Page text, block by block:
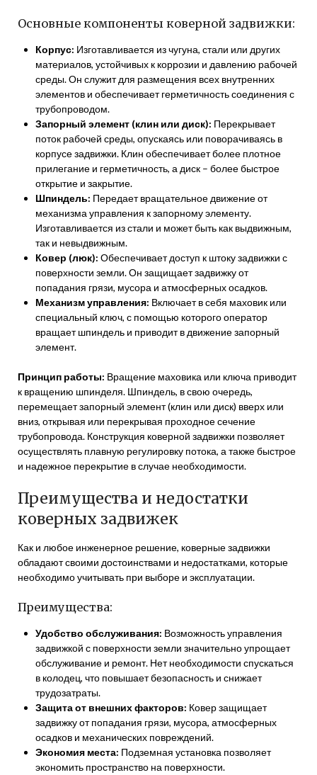
Основные компоненты коверной задвижки:
Корпус: Изготавливается из чугуна, стали или других
материалов, устойчивых к коррозии и давлению рабочей
среды. Он служит для размещения всех внутренних
элементов и обеспечивает герметичность соединения с
трубопроводом.
Запорный элемент (клин или диск): Перекрывает
поток рабочей среды, опускаясь или поворачиваясь в
корпусе задвижки. Клин обеспечивает более плотное
прилегание и герметичность, а диск – более быстрое
открытие и закрытие.
Шпиндель: Передает вращательное движение от
механизма управления к запорному элементу.
Изготавливается из стали и может быть как выдвижным,
так и невыдвижным.
Ковер (люк): Обеспечивает доступ к штоку задвижки с
поверхности земли. Он защищает задвижку от
попадания грязи, мусора и атмосферных осадков.
Механизм управления: Включает в себя маховик или
специальный ключ, с помощью которого оператор
вращает шпиндель и приводит в движение запорный
элемент.
Принцип работы: Вращение маховика или ключа приводит
к вращению шпинделя. Шпиндель, в свою очередь,
перемещает запорный элемент (клин или диск) вверх или
вниз, открывая или перекрывая проходное сечение
трубопровода. Конструкция коверной задвижки позволяет
осуществлять плавную регулировку потока, а также быстрое
и надежное перекрытие в случае необходимости.
Преимущества и недостатки
коверных задвижек
Как и любое инженерное решение, коверные задвижки
обладают своими достоинствами и недостатками, которые
необходимо учитывать при выборе и эксплуатации.
Преимущества:
Удобство обслуживания: Возможность управления
задвижкой с поверхности земли значительно упрощает
обслуживание и ремонт. Нет необходимости спускаться
в колодец, что повышает безопасность и снижает
трудозатраты.
Защита от внешних факторов: Ковер защищает
задвижку от попадания грязи, мусора, атмосферных
осадков и механических повреждений.
Экономия места: Подземная установка позволяет
экономить пространство на поверхности.